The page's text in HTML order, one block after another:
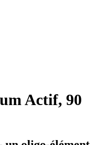
Actif, 90